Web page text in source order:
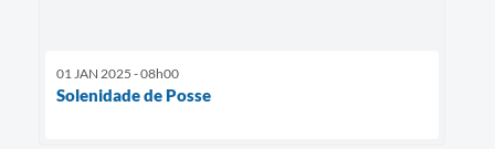
01 JAN 2025 - 08h00
Solenidade de Posse